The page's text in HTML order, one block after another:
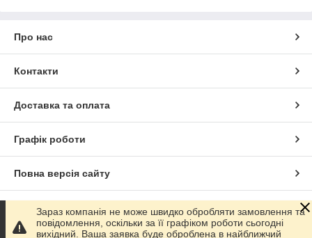
Про нас
Контакти
Доставка та оплата
Графік роботи
Повна версія сайту
Сайт створено на маркетплейсі Prom.ua
Зараз компанія не може швидко обробляти замовлення та
повідомлення, оскільки за її графіком роботи сьогодні
вихідний. Ваша заявка буде оброблена в найближчий